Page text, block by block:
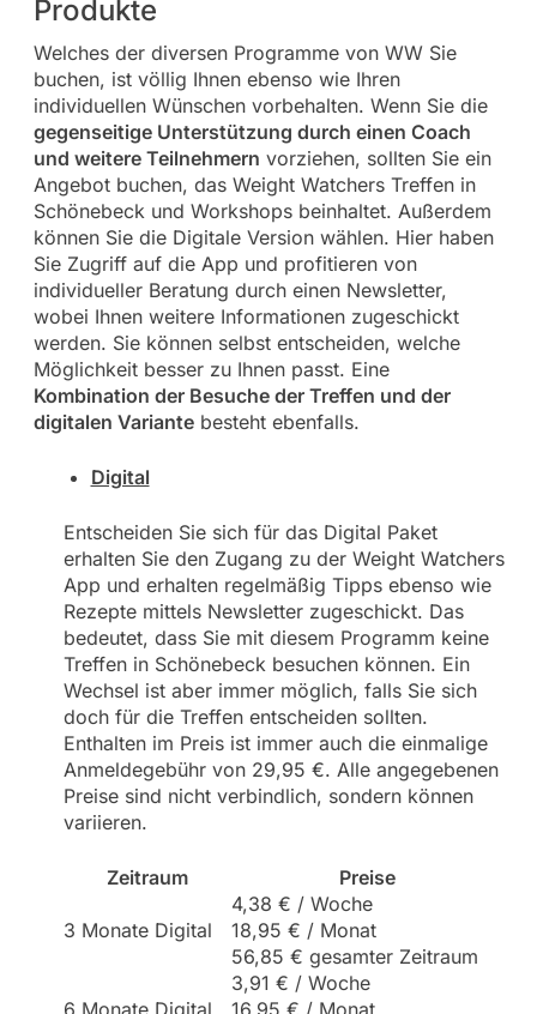
Produkte
Welches der diversen Programme von WW Sie
buchen, ist völlig Ihnen ebenso wie Ihren
individuellen Wünschen vorbehalten. Wenn Sie die
gegenseitige Unterstützung durch einen Coach
und weitere Teilnehmern vorziehen, sollten Sie ein
Angebot buchen, das Weight Watchers Treffen in
Schönebeck und Workshops beinhaltet. Außerdem
können Sie die Digitale Version wählen. Hier haben
Sie Zugriff auf die App und profitieren von
individueller Beratung durch einen Newsletter,
wobei Ihnen weitere Informationen zugeschickt
werden. Sie können selbst entscheiden, welche
Möglichkeit besser zu Ihnen passt. Eine
Kombination der Besuche der Treffen und der
digitalen Variantebesteht ebenfalls.
Digital
Entscheiden Sie sich für das Digital Paket
erhalten Sie den Zugang zu der Weight Watchers
App und erhalten regelmäßig Tipps ebenso wie
Rezepte mittels Newsletter zugeschickt. Das
bedeutet, dass Sie mit diesem Programm keine
Treffen in Schönebeck besuchen können. Ein
Wechsel ist aber immer möglich, falls Sie sich
doch für die Treffen entscheiden sollten.
Enthalten im Preis ist immer auch die einmalige
Anmeldegebühr von 29,95 €. Alle angegebenen
Preise sind nicht verbindlich, sondern können
variieren.
Zeitraum Preise
3 Monate Digital
4,38 € / Woche
18,95 € / Monat
56,85 € gesamter Zeitraum
6 Monate Digital
3,91 € / Woche
16,95 € / Monat